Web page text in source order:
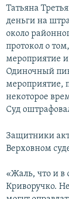
Татьяна
деньги на
около
протокол о
мероприятие и
Одиночный
мероприятие,
некоторое
Суд
Защитники
Верховном
«Жаль, что и в
Криворучко.